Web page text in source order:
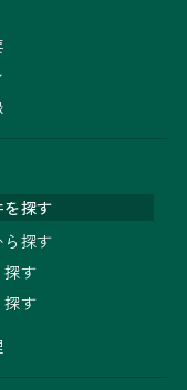
探す
探す
探す
す